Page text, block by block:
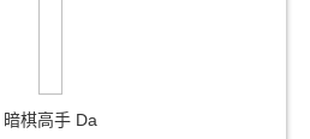
暗棋高手 Da